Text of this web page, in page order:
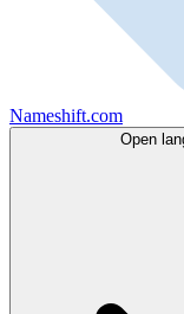
Nameshift.com
Open